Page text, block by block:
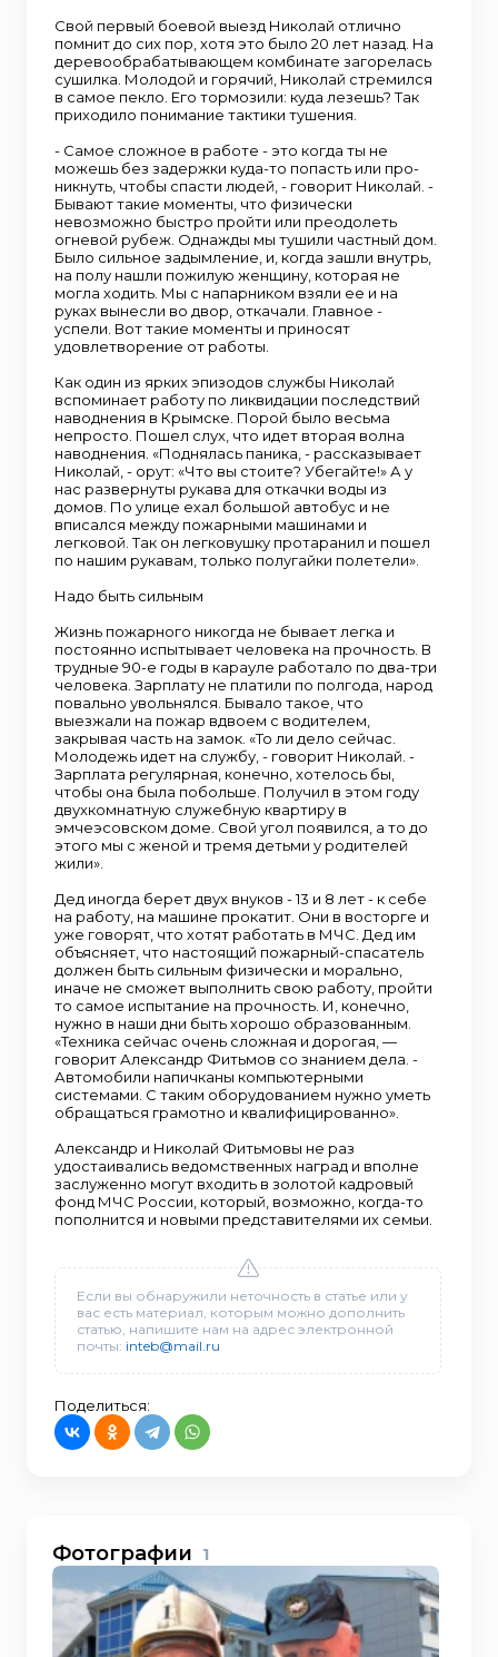
Свой первый боевой выезд Николай отлично
помнит до сих пор, хотя это было 20 лет назад. На
деревообрабатывающем комбинате загорелась
сушилка. Молодой и горячий, Николай стремился
в самое пекло. Его тормозили: куда лезешь? Так
приходило понимание тактики тушения.
- Самое сложное в работе - это когда ты не
можешь без задержки куда-то попасть или про-
никнуть, чтобы спасти людей, - говорит Николай. -
Бывают такие моменты, что физически
невозможно быстро пройти или преодолеть
огневой рубеж. Однажды мы тушили частный дом.
Было сильное задымление, и, когда зашли внутрь,
на полу нашли пожилую женщину, которая не
могла ходить. Мы с напарником взяли ее и на
руках вынесли во двор, откачали. Главное -
успели. Вот такие моменты и приносят
удовлетворение от работы.
Как один из ярких эпизодов службы Николай
вспоминает работу по ликвидации последствий
наводнения в Крымске. Порой было весьма
непросто. Пошел слух, что идет вторая волна
наводнения. «Поднялась паника, - рассказывает
Николай, - орут: «Что вы стоите? Убегайте!» А у
нас развернуты рукава для откачки воды из
домов. По улице ехал большой автобус и не
вписался между пожарными машинами и
легковой. Так он легковушку протаранил и пошел
по нашим рукавам, только полугайки полетели».
Надо быть сильным
Жизнь пожарного никогда не бывает легка и
постоянно испытывает человека на прочность. В
трудные 90-е годы в карауле работало по два-три
человека. Зарплату не платили по полгода, народ
повально увольнялся. Бывало такое, что
выезжали на пожар вдвоем с водителем,
закрывая часть на замок. «То ли дело сейчас.
Молодежь идет на службу, - говорит Николай. -
Зарплата регулярная, конечно, хотелось бы,
чтобы она была побольше. Получил в этом году
двухкомнатную служебную квартиру в
эмчеэсовском доме. Свой угол появился, а то до
этого мы с женой и тремя детьми у родителей
жили».
Дед иногда берет двух внуков - 13 и 8 лет - к себе
на работу, на машине прокатит. Они в восторге и
уже говорят, что хотят работать в МЧС. Дед им
объясняет, что настоящий пожарный-спасатель
должен быть сильным физически и морально,
иначе не сможет выполнить свою работу, пройти
то самое испытание на прочность. И, конечно,
нужно в наши дни быть хорошо образованным.
«Техника сейчас очень сложная и дорогая, —
говорит Александр Фитьмов со знанием дела. -
Автомобили напичканы компьютерными
системами. С таким оборудованием нужно уметь
обращаться грамотно и квалифицированно».
Александр и Николай Фитьмовы не раз
удостаивались ведомственных наград и вполне
заслуженно могут входить в золотой кадровый
фонд МЧС России, который, возможно, когда-то
пополнится и новыми представителями их семьи.
Если вы обнаружили неточность в статье или у
вас есть материал, которым можно дополнить
статью, напишите нам на адрес электронной
почты: inteb@mail.ru
Поделиться:
Фотографии 1